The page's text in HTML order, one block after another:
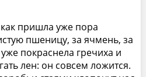
пришла уже пора
пшеницу, за ячмень, за
покраснела гречиха и
лен: он совсем ложится.